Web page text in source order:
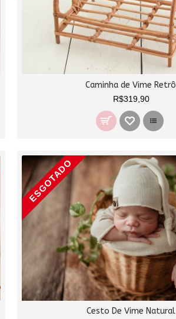
Caminha de Vime Retrô
R$319,90
ESGOTADO
Cesto De Vime Natural